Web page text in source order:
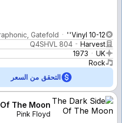
Vinyl 10-12''
Gatefold
Harvest
Q4SHVL 804
UK
1973
Rock
التحقق من السعر
The Moon
Pink Floyd